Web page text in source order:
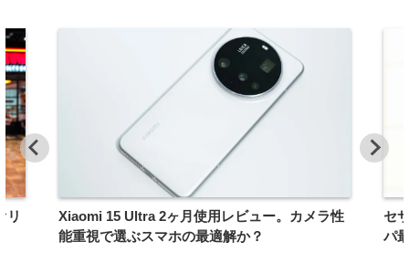
リ
Xiaomi 15 Ultra 2ヶ月使用レビュー。カメラ性
能重視で選ぶスマホの最適解か？
セ
パ